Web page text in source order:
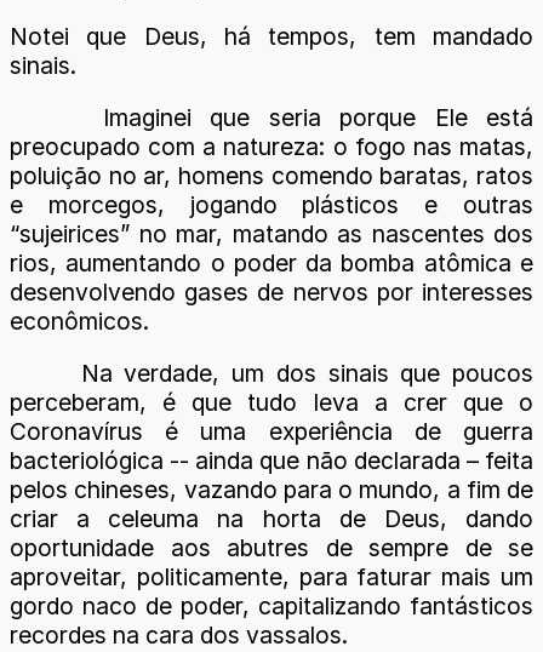
Notei que Deus, há tempos, tem mandado
sinais.
Imaginei que seria porque Ele está
preocupado com a natureza: o fogo nas matas,
poluição no ar, homens comendo baratas, ratos
e morcegos, jogando plásticos e outras
“sujeirices” no mar, matando as nascentes dos
rios, aumentando o poder da bomba atômica e
desenvolvendo gases de nervos por interesses
econômicos.
Na verdade, um dos sinais que poucos
perceberam, é que tudo leva a crer que o
Coronavírus é uma experiência de guerra
bacteriológica -- ainda que não declarada – feita
pelos chineses, vazando para o mundo, a fim de
criar a celeuma na horta de Deus, dando
oportunidade aos abutres de sempre de se
aproveitar, politicamente, para faturar mais um
gordo naco de poder, capitalizando fantásticos
recordes na cara dos vassalos.